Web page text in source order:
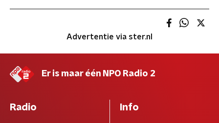
Advertentie via ster.nl
Er is maar één NPO Radio 2
Radio Info